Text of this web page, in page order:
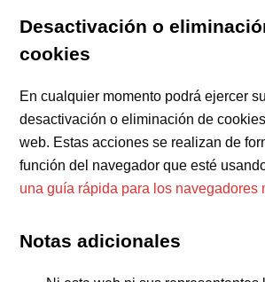
Desactivación o
cookies
En cualquier momento podrá ejercer
desactivación o eliminación de
web. Estas acciones se realizan de
función del navegador que esté
una guía rápida para los navegadores
Notas adicionales